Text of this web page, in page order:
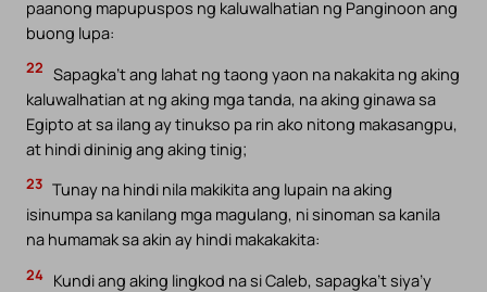
paanong mapupuspos ng kaluwalhatian ng Panginoon ang
buong lupa:
22 Sapagka’t ang lahat ng taong yaon na nakakita ng aking
kaluwalhatian at ng aking mga tanda, na aking ginawa sa
Egipto at sa ilang ay tinukso pa rin ako nitong makasangpu,
at hindi dininig ang aking tinig;
23 Tunay na hindi nila makikita ang lupain na aking
isinumpa sa kanilang mga magulang, ni sinoman sa kanila
na humamak sa akin ay hindi makakakita:
24 Kundi ang aking lingkod na si Caleb, sapagka’t siya’y